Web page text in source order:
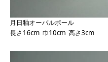
月日釉オーパルボール
長さ16cm 巾10cm 高さ3cm